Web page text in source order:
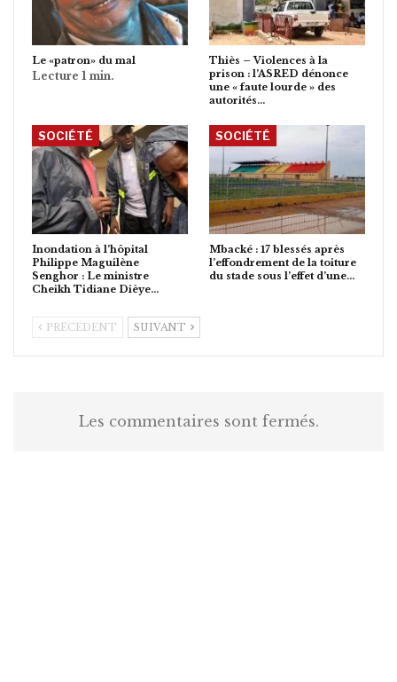
Le «patron» du mal
Thiès – Violences à la
prison : l’ASRED dénonce
une « faute lourde » des
autorités…
SOCIÉTÉ
Inondation à l’hôpital
Philippe Maguilène
Senghor : Le ministre
Cheikh Tidiane Dièye…
SOCIÉTÉ
Mbacké : 17 blessés après
l’effondrement de la toiture
du stade sous l’effet d’une…
PRÉCÉDENT SUIVANT
Les commentaires sont fermés.